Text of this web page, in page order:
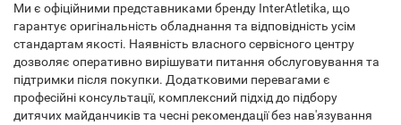
Ми є офіційними представниками бренду InterAtletika, що
гарантує оригінальність обладнання та відповідність усім
стандартам якості. Наявність власного сервісного центру
дозволяє оперативно вирішувати питання обслуговування та
підтримки після покупки. Додатковими перевагами є
професійні консультації, комплексний підхід до підбору
дитячих майданчиків та чесні рекомендації без нав'язування